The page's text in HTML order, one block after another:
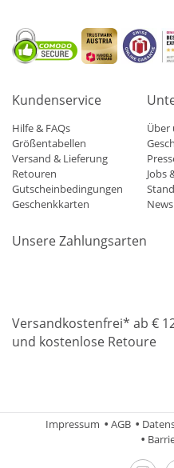
Kundenservice
Hilfe & FAQs
Größentabellen
Versand & Lieferung
Retouren
Gutscheinbedingungen
Geschenkkarten
Über
Jobs
Unsere Zahlungsarten
Versandkostenfrei* ab €
und kostenlose Retoure
Impressum AGB